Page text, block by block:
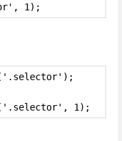
1);
1);